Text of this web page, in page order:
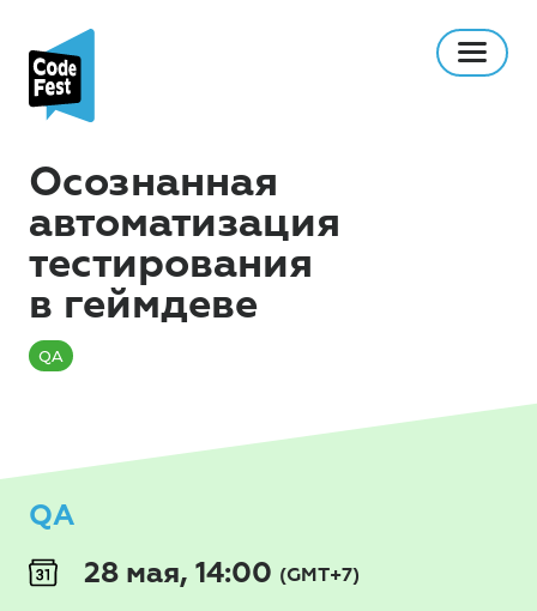
Осознанная
автоматизация
тестирования
в геймдеве
QA
QA
28 мая, 14:00 (GMT+7)